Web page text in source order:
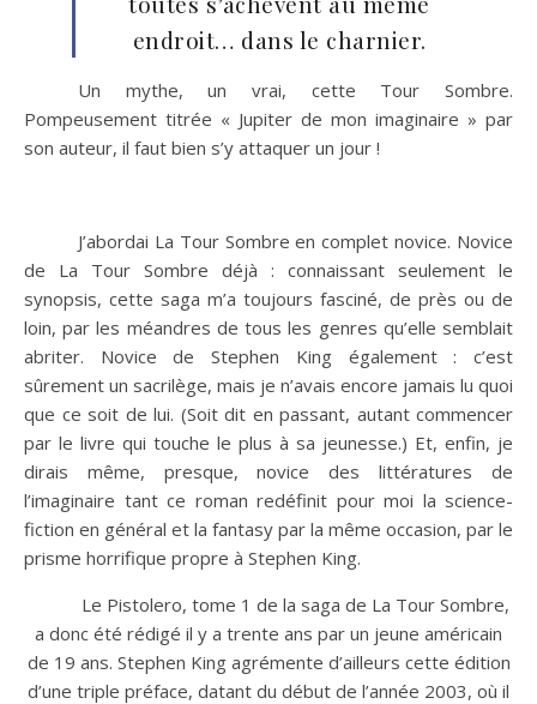
endroit… dans le charnier.
Un mythe, un vrai, cette Tour Sombre.
Pompeusement titrée « Jupiter de mon imaginaire » par
son auteur, il faut bien s’y attaquer un jour !
J’abordai La Tour Sombre en complet novice. Novice
de La Tour Sombre déjà : connaissant seulement le
synopsis, cette saga m’a toujours fasciné, de près ou de
loin, par les méandres de tous les genres qu’elle semblait
abriter. Novice de Stephen King également : c’est
sûrement un sacrilège, mais je n’avais encore jamais lu quoi
que ce soit de lui. (Soit dit en passant, autant commencer
par le livre qui touche le plus à sa jeunesse.) Et, enfin, je
dirais même, presque, novice des littératures de
l’imaginaire tant ce roman redéfinit pour moi la science-
fiction en général et la fantasy par la même occasion, par le
prisme horrifique propre à Stephen King.
Le Pistolero, tome 1 de la saga de La Tour Sombre,
a donc été rédigé il y a trente ans par un jeune américain
de 19 ans. Stephen King agrémente d’ailleurs cette édition
d’une triple préface, datant du début de l’année 2003, où il